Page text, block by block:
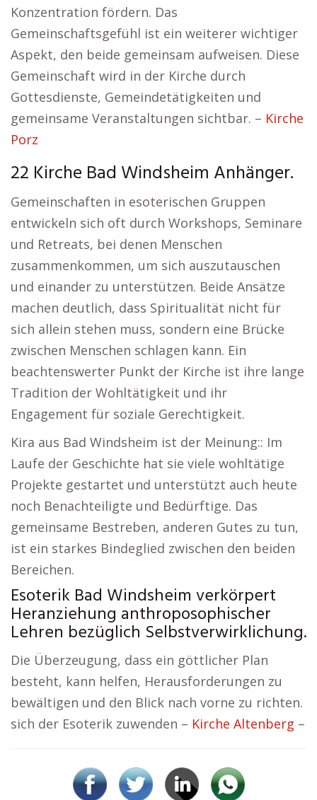
Konzentration fördern. Das
Gemeinschaftsgefühl ist ein weiterer wichtiger
Aspekt, den beide gemeinsam aufweisen. Diese
Gemeinschaft wird in der Kirche durch
Gottesdienste, Gemeindetätigkeiten und
gemeinsame Veranstaltungen sichtbar. – Kirche
Porz
22 Kirche Bad Windsheim Anhänger.
Gemeinschaften in esoterischen Gruppen
entwickeln sich oft durch Workshops, Seminare
und Retreats, bei denen Menschen
zusammenkommen, um sich auszutauschen
und einander zu unterstützen. Beide Ansätze
machen deutlich, dass Spiritualität nicht für
sich allein stehen muss, sondern eine Brücke
zwischen Menschen schlagen kann. Ein
beachtenswerter Punkt der Kirche ist ihre lange
Tradition der Wohltätigkeit und ihr
Engagement für soziale Gerechtigkeit.
Kira aus Bad Windsheim ist der Meinung:: Im
Laufe der Geschichte hat sie viele wohltätige
Projekte gestartet und unterstützt auch heute
noch Benachteiligte und Bedürftige. Das
gemeinsame Bestreben, anderen Gutes zu tun,
ist ein starkes Bindeglied zwischen den beiden
Bereichen.
Esoterik Bad Windsheim verkörpert
Heranziehung anthroposophischer
Lehren bezüglich Selbstverwirklichung.
Die Überzeugung, dass ein göttlicher Plan
besteht, kann helfen, Herausforderungen zu
bewältigen und den Blick nach vorne zu richten.
sich der Esoterik zuwenden – Kirche Altenberg –